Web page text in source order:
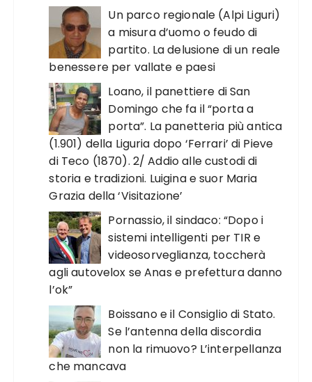
Un parco regionale (Alpi Liguri)
a misura d’uomo o feudo di
partito. La delusione di un reale
benessere per vallate e paesi
Loano, il panettiere di San
Domingo che fa il “porta a
porta”. La panetteria più antica
(1.901) della Liguria dopo ‘Ferrari’ di Pieve
di Teco (1870). 2/ Addio alle custodi di
storia e tradizioni. Luigina e suor Maria
Grazia della ‘Visitazione’
Pornassio, il sindaco: “Dopo i
sistemi intelligenti per TIR e
videosorveglianza, toccherà
agli autovelox se Anas e prefettura danno
l’ok”
Boissano e il Consiglio di Stato.
Se l’antenna della discordia
non la rimuovo? L’interpellanza
che mancava